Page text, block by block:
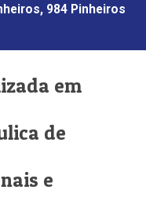
984 Pinheiros
em
de
e